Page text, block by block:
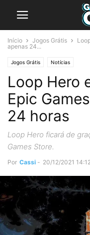
Início Jogos Grátis
apenas 24...
Jogos Grátis Notícias
Loop Hero
Epic
24 horas
Loop Hero ficará de
Games Store.
Por Cassi - 20/12/2021